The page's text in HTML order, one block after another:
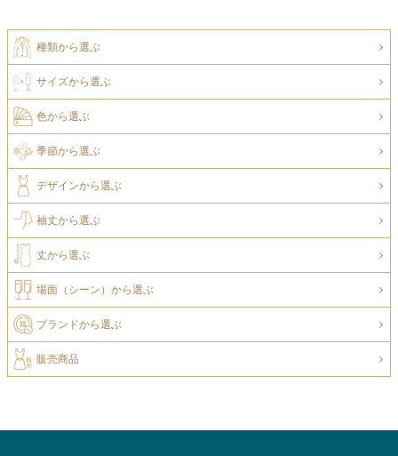
種類から選ぶ
サイズから選ぶ
色から選ぶ
季節から選ぶ
デザインから選ぶ
袖丈から選ぶ
丈から選ぶ
場面（シーン）から選ぶ
ブランドから選ぶ
販売商品